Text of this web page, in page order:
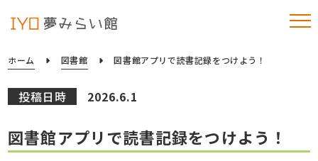
ホーム 図書館 図書館アプリで読書記録をつけよう！
投稿日時 2026.6.1
図書館アプリで読書記録をつけよう！